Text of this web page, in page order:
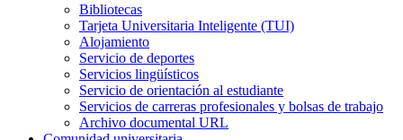
Bibliotecas
Tarjeta Universitaria Inteligente (TUI)
Alojamiento
Servicio de deportes
Servicios lingüísticos
Servicio de orientación al estudiante
Servicios de carreras profesionales y bolsas de trabajo
Archivo documental URL